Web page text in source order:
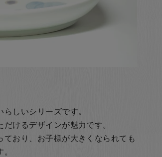
しいシリーズです。
けるデザインが魅力です。
おり、お子様が大きくなられても